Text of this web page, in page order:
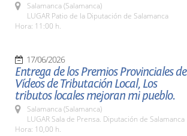
Salamanca (Salamanca)
LUGAR Patio de la Diputación de Salamanca
Hora: 11:00 h.
17/06/2026
Entrega de los Premios Provinciales de
Vídeos de Tributación Local, Los
tributos locales mejoran mi pueblo.
Salamanca (Salamanca)
LUGAR Sala de Prensa. Diputación de Salamanca
Hora: 10,00 h.